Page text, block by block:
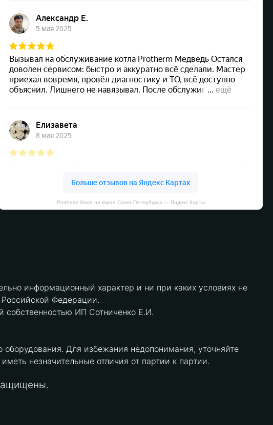
Protherm Store на карте Санкт‑Петербурга — Яндекс Карты
информационный характер и ни при каких условиях не
Федерации.
собственностью ИП Сотниченко Е.И.
оборудования. Для избежания недопонимания, уточняйте
незначительные отличия от партии к партии.